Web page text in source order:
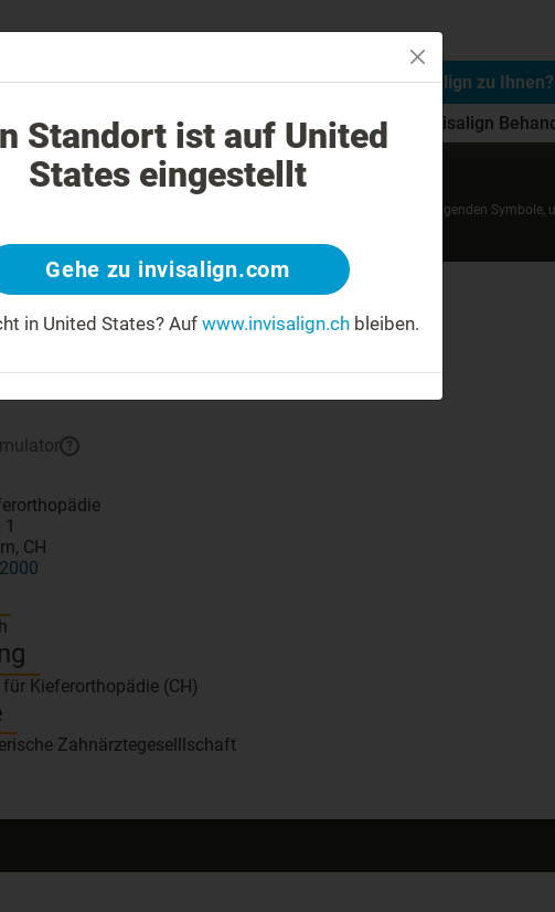
Passt Invisalign zu Ihnen?
anders?Behandelbare Fälle Kosten einer Invisalign
Klicken Sie auf die folgenden
Sie mehr über Ihren Arzt
?
?
CH
Kieferorthopädie (CH)
Zahnärztegeselllschaft
Standort ist auf United
States eingestellt
Gehe zu invisalign.com
in United States? Auf www.invisalign.ch bleiben.